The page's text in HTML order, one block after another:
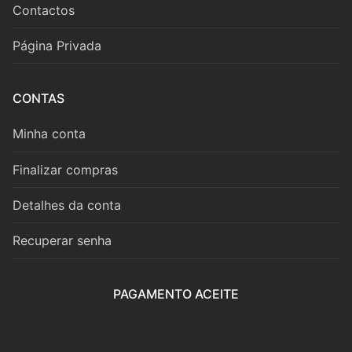
Contactos
Contactos
Página Privada
CONTAS
Minha conta
Finalizar compras
Detalhes da conta
Recuperar senha
PAGAMENTO ACEITE